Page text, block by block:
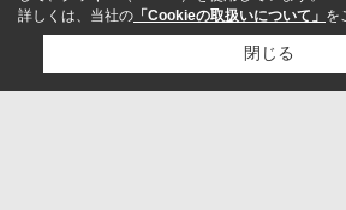
詳しくは、当社の 「Cookieの取扱いについて」 を
閉じる